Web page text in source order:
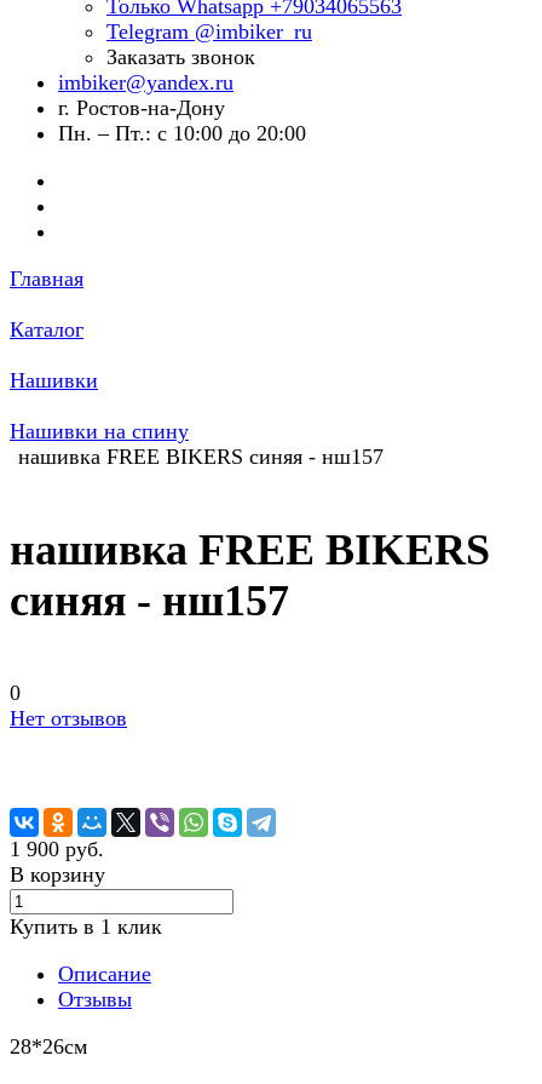
Только Whatsapp +79034065563
Telegram @imbiker_ru
Заказать звонок
imbiker@yandex.ru
г. Ростов-на-Дону
Пн. – Пт.: с 10:00 до 20:00
Главная
Каталог
Нашивки
Нашивки на спину
нашивка FREE BIKERS синяя - нш157
нашивка FREE BIKERS
синяя - нш157
0
Нет отзывов
1 900 руб.
В корзину
Купить в 1 клик
Описание
Отзывы
28*26см